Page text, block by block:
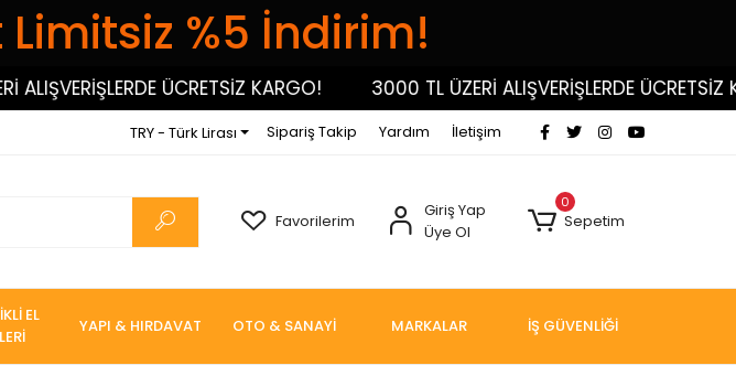
Limitsiz %5 İndirim!
ÜCRETSİZ KARGO! 3000 TL ÜZERİ ALIŞVERİŞLERDE ÜCRETSİZ
TRY - Türk Lirası Sipariş Takip Yardım İletişim
Favorilerim
Giriş Yap
Üye Ol
0
Sepetim
EL
YAPI & HIRDAVAT OTO & SANAYİ MARKALAR İŞ GÜVENLİĞİ